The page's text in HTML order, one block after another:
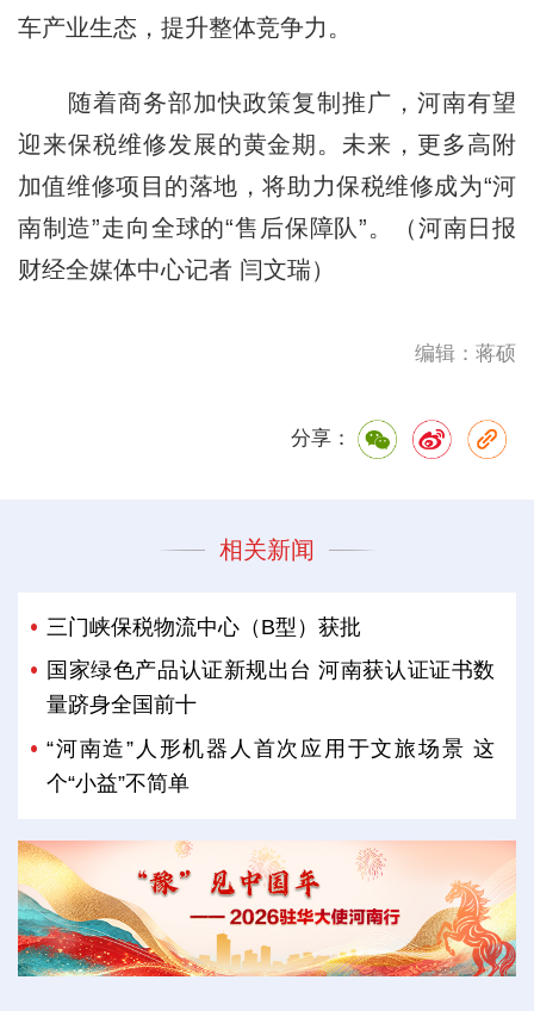
车产业生态，提升整体竞争力。
随着商务部加快政策复制推广，河南有望
迎来保税维修发展的黄金期。未来，更多高附
加值维修项目的落地，将助力保税维修成为“河
南制造”走向全球的“售后保障队”。（河南日报
财经全媒体中心记者 闫文瑞）
编辑：蒋硕
分享：
相关新闻
三门峡保税物流中心（B型）获批
国家绿色产品认证新规出台 河南获认证证书数
量跻身全国前十
“河南造”人形机器人首次应用于文旅场景 这
个“小益”不简单